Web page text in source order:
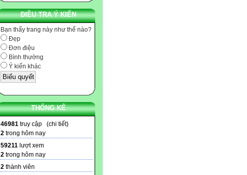
ĐIỀU TRA Ý KIẾN
Bạn thấy trang này như thế nào?
Đẹp
Đơn điệu
Bình thường
Ý kiến khác
THỐNG KÊ
46981 truy cập (chi tiết)
2 trong hôm nay
59211 lượt xem
2 trong hôm nay
2 thành viên